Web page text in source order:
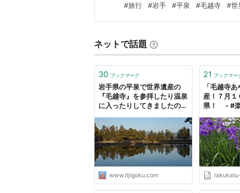
築を焼失しました。 しかし、平安時
良好に残されており、特別史跡・特
#旅行 #岩手 #平泉 #毛越寺 #世
ネットで話題
30 ブックマーク
岩手県の平泉で世界遺産の
『毛越寺』を参拝したり温泉
に入ったりしてきましたの！
www.itjigoku.com
21 ブックマー
「毛越寺
産！７月１
県！ - #楽